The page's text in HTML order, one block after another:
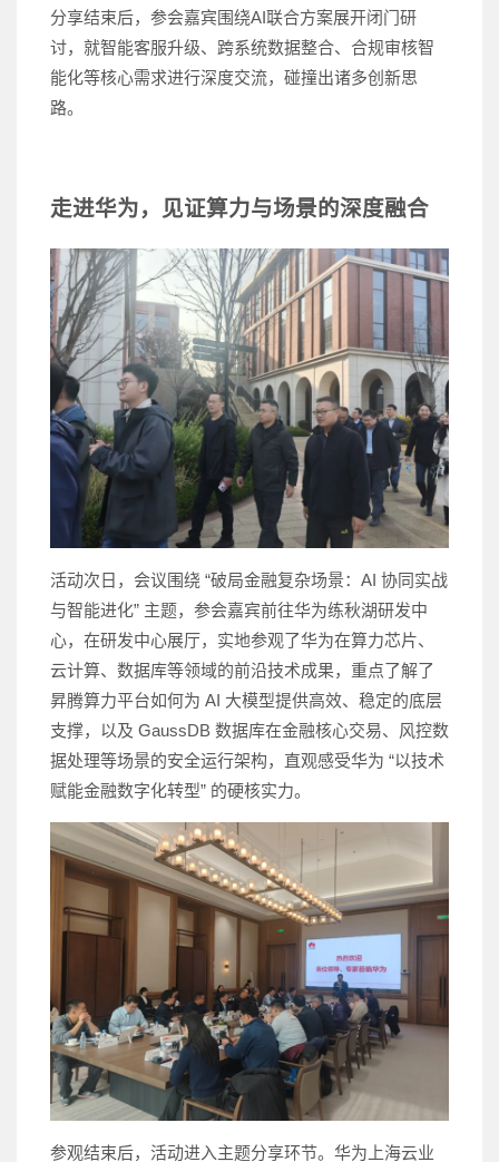
分享结束后，参会嘉宾围绕AI联合方案展开闭门研
讨，就智能客服升级、跨系统数据整合、合规审核智
能化等核心需求进行深度交流，碰撞出诸多创新思
路。
走进华为，见证算力与场景的深度融合
活动次日，会议围绕 “破局金融复杂场景：AI 协同实战
与智能进化” 主题，参会嘉宾前往华为练秋湖研发中
心，在研发中心展厅，实地参观了华为在算力芯片、
云计算、数据库等领域的前沿技术成果，重点了解了
昇腾算力平台如何为 AI 大模型提供高效、稳定的底层
支撑，以及 GaussDB 数据库在金融核心交易、风控数
据处理等场景的安全运行架构，直观感受华为 “以技术
赋能金融数字化转型” 的硬核实力。
参观结束后，活动进入主题分享环节。华为上海云业